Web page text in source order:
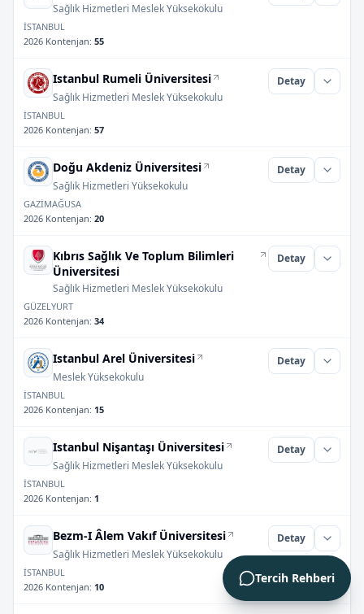
Sağlık Hizmetleri Meslek Yüksekokulu
İSTANBUL
2026 Kontenjan: 55
Istanbul Rumeli Üniversitesi
Sağlık Hizmetleri Meslek Yüksekokulu
Detay
İSTANBUL
2026 Kontenjan: 57
Doğu Akdeniz Üniversitesi
Sağlık Hizmetleri Yüksekokulu
Detay
GAZİMAĞUSA
2026 Kontenjan: 20
Kıbrıs Sağlık Ve Toplum Bilimleri
Üniversitesi
Sağlık Hizmetleri Meslek Yüksekokulu
Detay
GÜZELYURT
2026 Kontenjan: 34
Istanbul Arel Üniversitesi
Meslek Yüksekokulu
Detay
İSTANBUL
2026 Kontenjan: 15
Istanbul Nişantaşı Üniversitesi
Sağlık Hizmetleri Meslek Yüksekokulu
Detay
İSTANBUL
2026 Kontenjan: 1
Bezm-I Âlem Vakıf Üniversitesi
Sağlık Hizmetleri Meslek Yüksekokulu
Detay
İSTANBUL
2026 Kontenjan: 10
Tercih Rehberi